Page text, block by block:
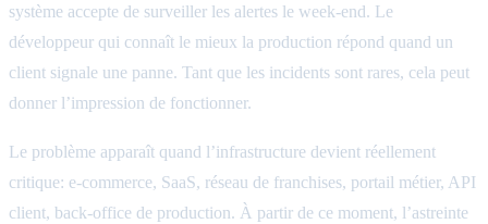
système accepte de surveiller les alertes le week-end. Le
développeur qui connaît le mieux la production répond quand un
client signale une panne. Tant que les incidents sont rares, cela peut
donner l’impression de fonctionner.
Le problème apparaît quand l’infrastructure devient réellement
critique: e-commerce, SaaS, réseau de franchises, portail métier, API
client, back-office de production. À partir de ce moment, l’astreinte